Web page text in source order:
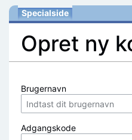
Specialside
Opret ny
Brugernavn
Adgangskode